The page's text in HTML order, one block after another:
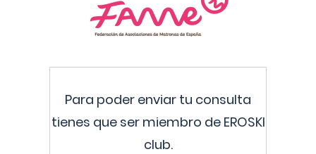
Para poder enviar tu consulta
tienes que ser miembro de EROSKI
club.